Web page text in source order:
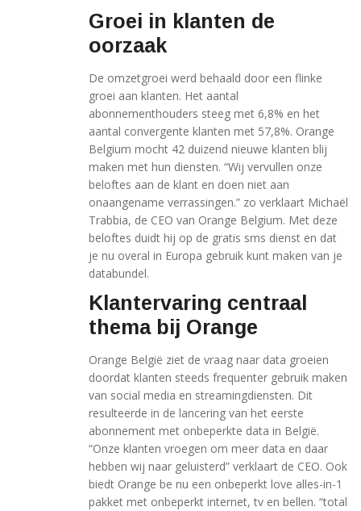
Groei in klanten de
oorzaak
De omzetgroei werd behaald door een flinke
groei aan klanten. Het aantal
abonnementhouders steeg met 6,8% en het
aantal convergente klanten met 57,8%. Orange
Belgium mocht 42 duizend nieuwe klanten blij
maken met hun diensten. “Wij vervullen onze
beloftes aan de klant en doen niet aan
onaangename verrassingen.” zo verklaart Michaël
Trabbia, de CEO van Orange Belgium. Met deze
beloftes duidt hij op de gratis sms dienst en dat
je nu overal in Europa gebruik kunt maken van je
databundel.
Klantervaring centraal
thema bij Orange
Orange België ziet de vraag naar data groeien
doordat klanten steeds frequenter gebruik maken
van social media en streamingdiensten. Dit
resulteerde in de lancering van het eerste
abonnement met onbeperkte data in België.
“Onze klanten vroegen om meer data en daar
hebben wij naar geluisterd” verklaart de CEO. Ook
biedt Orange be nu een onbeperkt love alles-in-1
pakket met onbeperkt internet, tv en bellen. “total